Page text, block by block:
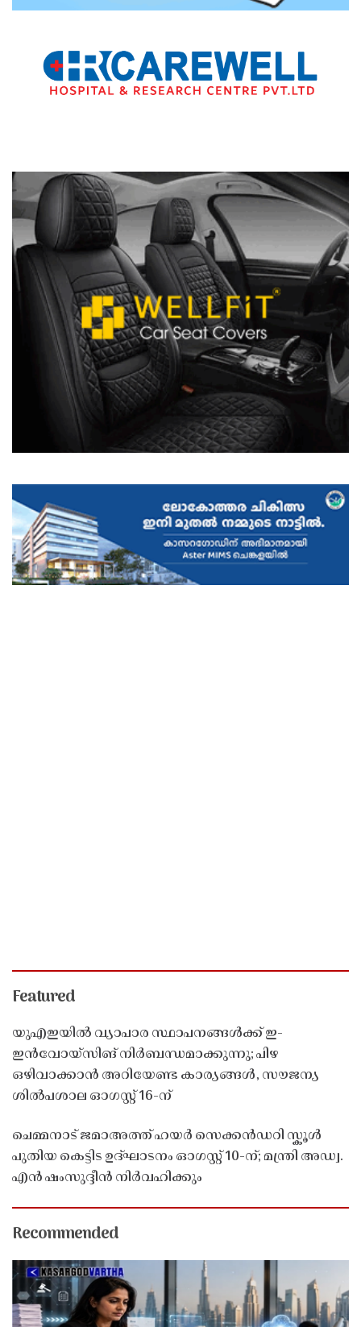
Featured
യുഎഇയിൽ വ്യാപാര സ്ഥാപനങ്ങൾക്ക് ഇ-
ഇൻവോയ്സിങ് നിർബന്ധമാക്കുന്നു; പിഴ
ഒഴിവാക്കാൻ അറിയേണ്ട കാര്യങ്ങൾ, സൗജന്യ
ശിൽപശാല ഓഗസ്റ്റ് 16-ന്
ചെമ്മനാട് ജമാഅത്ത് ഹയർ സെക്കൻഡറി സ്കൂൾ
പുതിയ കെട്ടിട ഉദ്ഘാടനം ഓഗസ്റ്റ് 10-ന്; മന്ത്രി അഡ്വ.
എൻ ഷംസുദ്ദീൻ നിർവഹിക്കും
Recommended